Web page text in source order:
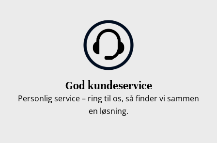
God kundeservice
Personlig service – ring til os, så finder vi sammen
en løsning.